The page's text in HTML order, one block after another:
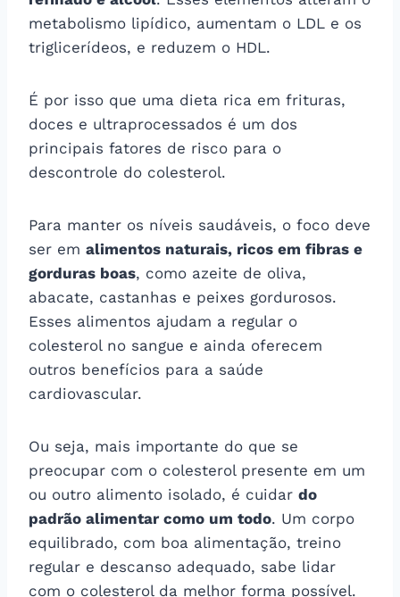
metabolismo lipídico, aumentam o LDL e os
triglicerídeos, e reduzem o HDL.
É por isso que uma dieta rica em frituras,
doces e ultraprocessados é um dos
principais fatores de risco para o
descontrole do colesterol.
Para manter os níveis saudáveis, o foco deve
ser em alimentos naturais, ricos em fibras e
gorduras boas, como azeite de oliva,
abacate, castanhas e peixes gordurosos.
Esses alimentos ajudam a regular o
colesterol no sangue e ainda oferecem
outros benefícios para a saúde
cardiovascular.
Ou seja, mais importante do que se
preocupar com o colesterol presente em um
ou outro alimento isolado, é cuidar do
padrão alimentar como um todo. Um corpo
equilibrado, com boa alimentação, treino
regular e descanso adequado, sabe lidar
com o colesterol da melhor forma possível.